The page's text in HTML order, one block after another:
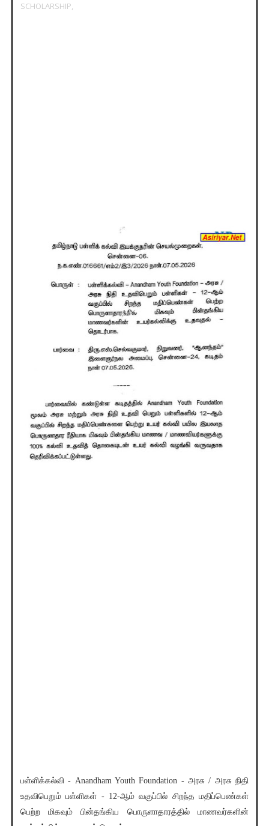
SCHOLARSHIP,
பள்ளிக்கல்வி - Anandham Youth Foundation - அரசு / அரசு நிதி
உதவிபெறும் பள்ளிகள் - 12-ஆம் வகுப்பில் சிறந்த மதிப்பெண்கள்
பெற்ற மிகவும் பின்தங்கிய பொருளாதாரத்தில் மாணவர்களின்